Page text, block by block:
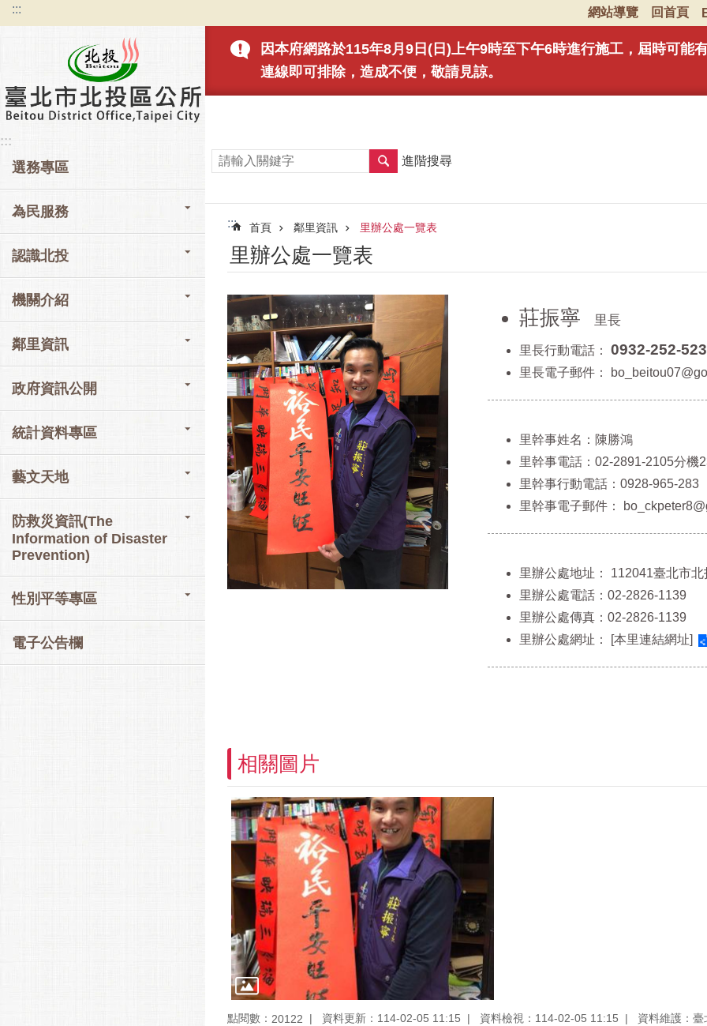
跳到主要內容區塊
::: 網站導覽 回首頁
:::
選務專區
為民服務
認識北投
機關介紹
鄰里資訊
政府資訊公開
統計資料專區
藝文天地
防救災資訊(The
Information of Disaster
Prevention)
性別平等專區
電子公告欄
因本府網路於115年8月9日(日)上午9時至下午6時進行施工，屆時可能
連線即可排除，造成不便，敬請見諒。
進階搜尋
::: 首頁 鄰里資訊 里辦公處一覽表
里辦公處一覽表
莊振寧 里長
里長行動電話： 0932-252-523
里長電子郵件：
里幹事姓名：陳勝鴻
里幹事電話：02-2891-2105分機
里幹事行動電話：0928-965-283
里幹事電子郵件：
里辦公處地址： 112041臺北市
里辦公處電話：02-2826-1139
里辦公處傳真：02-2826-1139
里辦公處網址：
[本里連結網址]
相關圖片
點閱數： 20122 資料更新：114-02-05 11:15 資料檢視：114-02-05 11:15 資料維護：臺